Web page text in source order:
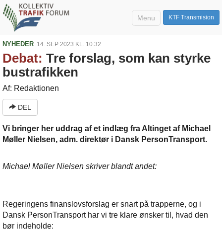
KTF Transmision
Menu
NYHEDER 14. SEP 2023 KL. 10:32
Debat: Tre forslag, som kan styrke
bustrafikken
Af: Redaktionen
DEL
Vi bringer her uddrag af et indlæg fra Altinget af Michael
Møller Nielsen, adm. direktør i Dansk PersonTransport.
Michael Møller Nielsen skriver blandt andet:
Regeringens finanslovsforslag er snart på trapperne, og i
Dansk PersonTransport har vi tre klare ønsker til, hvad den
bør indeholde: